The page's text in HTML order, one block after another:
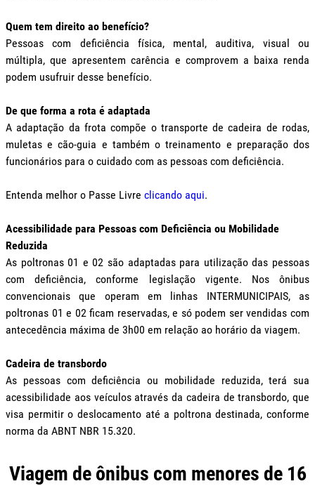
Quem tem direito ao benefício?
Pessoas com deficiência física, mental, auditiva, visual ou
múltipla, que apresentem carência e comprovem a baixa renda
podem usufruir desse benefício.
De que forma a rota é adaptada
A adaptação da frota compõe o transporte de cadeira de rodas,
muletas e cão-guia e também o treinamento e preparação dos
funcionários para o cuidado com as pessoas com deficiência.
Entenda melhor o Passe Livre clicando aqui.
Acessibilidade para Pessoas com Deficiência ou Mobilidade
Reduzida
As poltronas 01 e 02 são adaptadas para utilização das pessoas
com deficiência, conforme legislação vigente. Nos ônibus
convencionais que operam em linhas INTERMUNICIPAIS, as
poltronas 01 e 02 ficam reservadas, e só podem ser vendidas com
antecedência máxima de 3h00 em relação ao horário da viagem.
Cadeira de transbordo
As pessoas com deficiência ou mobilidade reduzida, terá sua
acessibilidade aos veículos através da cadeira de transbordo, que
visa permitir o deslocamento até a poltrona destinada, conforme
norma da ABNT NBR 15.320.
Viagem de ônibus com menores de 16